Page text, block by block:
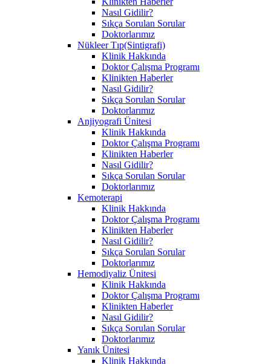
Nasıl Gidilir?
Sıkça Sorulan Sorular
Doktorlarımız
Nükleer Tıp(Sintigrafi)
Klinik Hakkında
Doktor Çalışma Programı
Klinikten Haberler
Nasıl Gidilir?
Sıkça Sorulan Sorular
Doktorlarımız
Anjiyografi Ünitesi
Klinik Hakkında
Doktor Çalışma Programı
Klinikten Haberler
Nasıl Gidilir?
Sıkça Sorulan Sorular
Doktorlarımız
Kemoterapi
Klinik Hakkında
Doktor Çalışma Programı
Klinikten Haberler
Nasıl Gidilir?
Sıkça Sorulan Sorular
Doktorlarımız
Hemodiyaliz Ünitesi
Klinik Hakkında
Doktor Çalışma Programı
Klinikten Haberler
Nasıl Gidilir?
Sıkça Sorulan Sorular
Doktorlarımız
Yanık Ünitesi
Klinik Hakkında